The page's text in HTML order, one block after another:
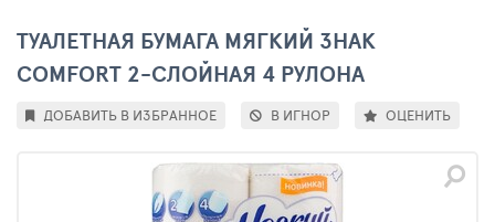
ТУАЛЕТНАЯ БУМАГА МЯГКИЙ ЗНАК
COMFORT 2-СЛОЙНАЯ 4 РУЛОНА
ДОБАВИТЬ В ИЗБРАННОЕ В ИГНОР ОЦЕНИТЬ